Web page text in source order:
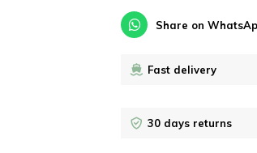
Share on
Fast delivery
30 days returns